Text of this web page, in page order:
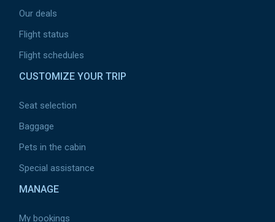
Our deals
Flight status
Flight schedules
CUSTOMIZE YOUR TRIP
Seat selection
Baggage
Pets in the cabin
Special assistance
MANAGE
My bookings